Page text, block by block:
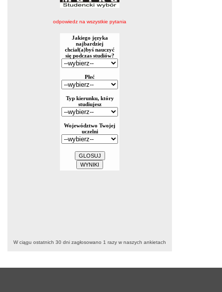
odpowiedz na wszystkie pytania
W ciągu ostatnich 30 dni zagłosowano 1 razy w naszych ankietach